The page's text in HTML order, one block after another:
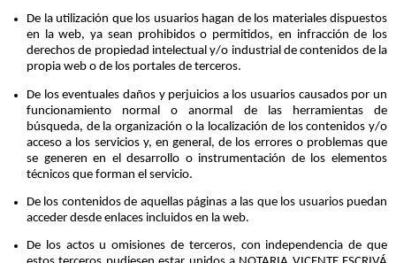
De la utilización que los usuarios hagan de los materiales dispuestos
en la web, ya sean prohibidos o permitidos, en infracción de los
derechos de propiedad intelectual y/o industrial de contenidos de la
propia web o de los portales de terceros.
De los eventuales daños y perjuicios a los usuarios causados por un
funcionamiento normal o anormal de las herramientas de
búsqueda, de la organización o la localización de los contenidos y/o
acceso a los servicios y, en general, de los errores o problemas que
se generen en el desarrollo o instrumentación de los elementos
técnicos que forman el servicio.
De los contenidos de aquellas páginas a las que los usuarios puedan
acceder desde enlaces incluidos en la web.
De los actos u omisiones de terceros, con independencia de que